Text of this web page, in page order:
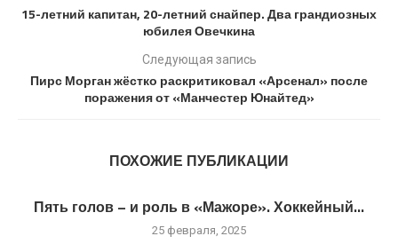
15-летний капитан, 20-летний снайпер. Два грандиозных
юбилея Овечкина
Следующая запись
Пирс Морган жёстко раскритиковал «Арсенал» после
поражения от «Манчестер Юнайтед»
ПОХОЖИЕ ПУБЛИКАЦИИ
Пять голов – и роль в «Мажоре». Хоккейный...
25 февраля, 2025